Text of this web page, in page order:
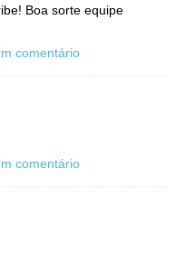
Boa sorte equipe
comentário
comentário